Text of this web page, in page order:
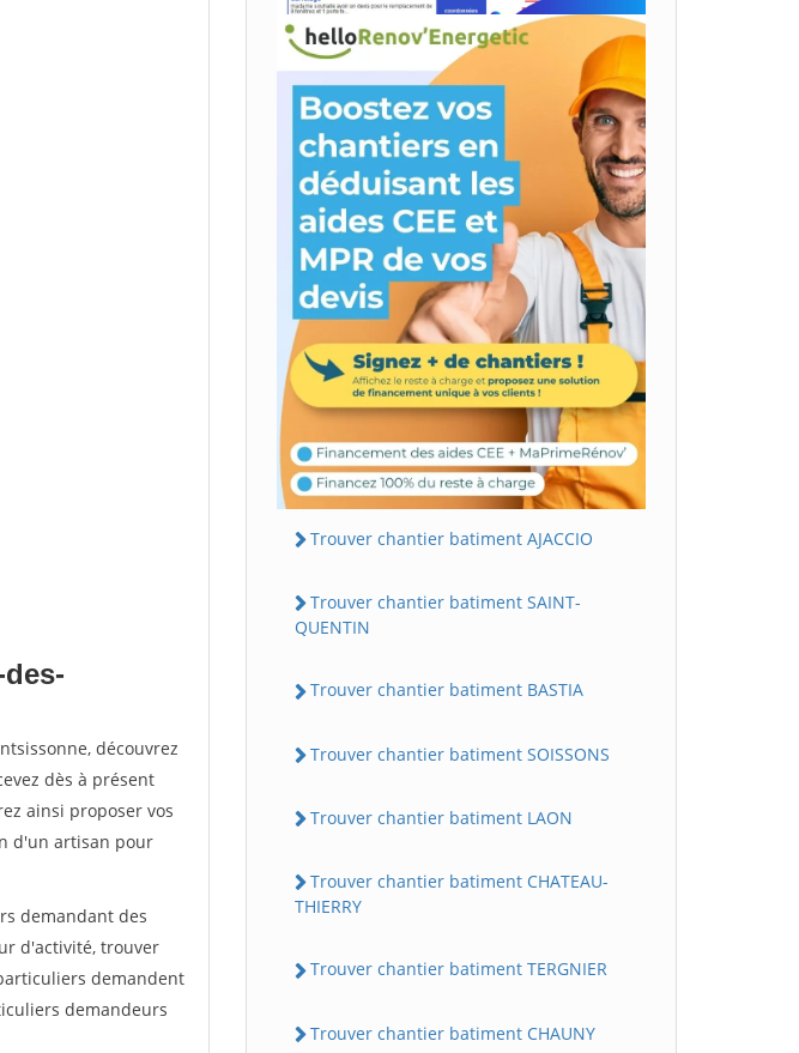
découvrez
dès à présent
ainsi proposer vos
d'un artisan pour
demandant des
d'activité, trouver
demandent
demandeurs
Trouver chantier batiment AJACCIO
Trouver chantier batiment SAINT-
QUENTIN
Trouver chantier batiment BASTIA
Trouver chantier batiment SOISSONS
Trouver chantier batiment LAON
Trouver chantier batiment CHATEAU-
THIERRY
Trouver chantier batiment TERGNIER
Trouver chantier batiment CHAUNY